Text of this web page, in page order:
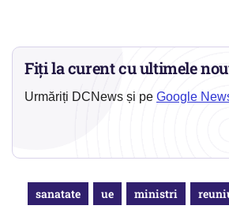
Fiți la curent cu ultimele
Urmăriți DCNews și pe Google
sanatate ue ministri